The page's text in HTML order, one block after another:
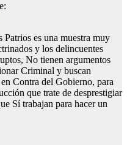
es una muestra muy
y los delincuentes
No tienen argumentos
Criminal y buscan
Contra del Gobierno, para
que trate de desprestigiar
Sí trabajan para hacer un